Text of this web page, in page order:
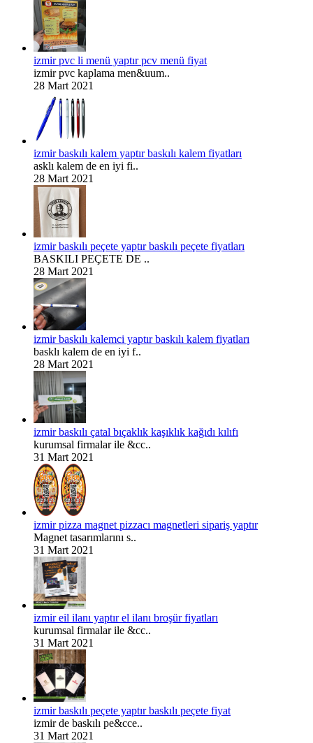
izmir pvc li menü yaptır pcv menü fiyat
izmir pvc kaplama men&uum..
28 Mart 2021
izmir baskılı kalem yaptır baskılı kalem fiyatları
asklı kalem de en iyi fi..
28 Mart 2021
izmir baskılı peçete yaptır baskılı peçete fiyatları
BASKILI PEÇETE DE ..
28 Mart 2021
izmir baskılı kalemci yaptır baskılı kalem fiyatları
basklı kalem de en iyi f..
28 Mart 2021
izmir baskılı çatal bıçaklık kaşıklık kağıdı kılıfı
kurumsal firmalar ile &cc..
31 Mart 2021
izmir pizza magnet pizzacı magnetleri sipariş yaptır
Magnet tasarımlarını s..
31 Mart 2021
izmir eil ilanı yaptır el ilanı broşür fiyatları
kurumsal firmalar ile &cc..
31 Mart 2021
izmir baskılı peçete yaptır baskılı peçete fiyat
izmir de baskılı pe&cce..
31 Mart 2021